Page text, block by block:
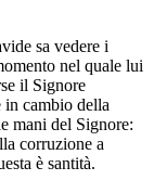
sa vedere i
nel quale lui
il Signore
in cambio della
mani del Signore:
corruzione a
è santità.